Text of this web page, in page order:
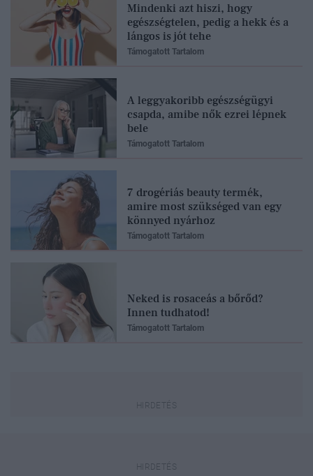
Mindenki azt hiszi, hogy
egészségtelen, pedig a hekk és a
lángos is jót tehe
Támogatott Tartalom
A leggyakoribb egészségügyi
csapda, amibe nők ezrei lépnek
bele
Támogatott Tartalom
7 drogériás beauty termék,
amire most szükséged van egy
könnyed nyárhoz
Támogatott Tartalom
Neked is rosaceás a bőrőd?
Innen tudhatod!
Támogatott Tartalom